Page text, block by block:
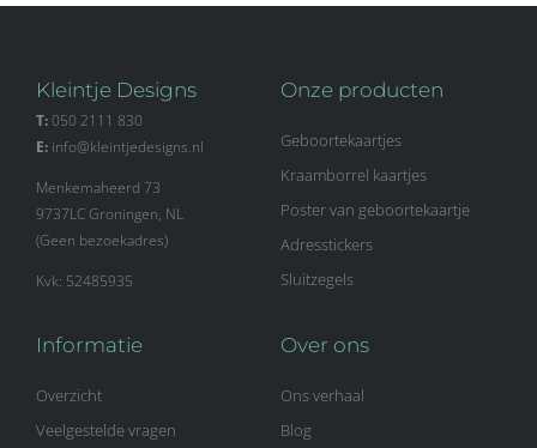
Kleintje Designs
T:050 2111 830
E: info@kleintjedesigns.nl
Menkemaheerd 73
9737LC Groningen, NL
(Geen bezoekadres)
Kvk: 52485935
Onze producten
Geboortekaartjes
Kraamborrel kaartjes
Poster van geboortekaartje
Adresstickers
Sluitzegels
Informatie
Overzicht
Veelgestelde vragen
Over ons
Ons verhaal
Blog